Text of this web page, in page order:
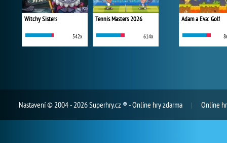
Witchy Sisters
542x
Tennis Masters 2026
614x
Adam a Eva: Golf
Nastavení© 2004 - 2026 Superhry.cz ® - Online hry zdarma Online